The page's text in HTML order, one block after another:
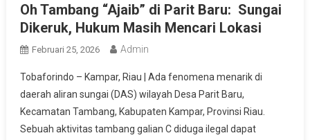
Oh Tambang “Ajaib” di Parit Baru: Sungai
Dikeruk, Hukum Masih Mencari Lokasi
Februari 25, 2026 Admin
Tobaforindo – Kampar, Riau | Ada fenomena menarik di
daerah aliran sungai (DAS) wilayah Desa Parit Baru,
Kecamatan Tambang, Kabupaten Kampar, Provinsi Riau.
Sebuah aktivitas tambang galian C diduga ilegal dapat